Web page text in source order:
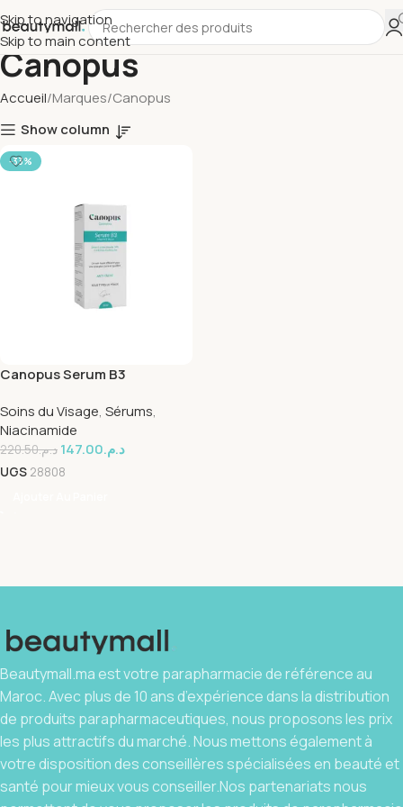
Skip to navigation
Skip to main content
Canopus
Accueil Marques Canopus
Show column
-33%
Canopus Serum B3
Soins du Visage, Sérums,
Niacinamide
د.م.220.50 د.م.147.00
UGS 28808
Beautymall.ma est votre parapharmacie de référence au
Maroc. Avec plus de 10 ans d’expérience dans la distribution
de produits parapharmaceutiques, nous proposons les prix
les plus attractifs du marché. Nous mettons également à
votre disposition des conseillères spécialisées en beauté et
santé pour mieux vous conseiller.Nos partenariats nous